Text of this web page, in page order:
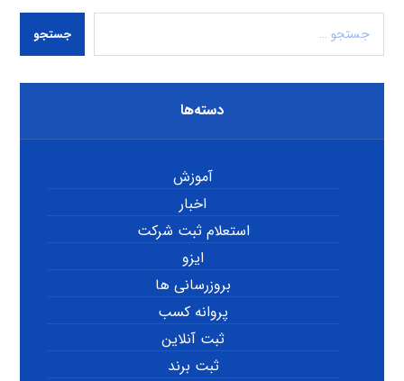
جستجو
دسته‌ها
آموزش
اخبار
استعلام ثبت شرکت
ایزو
بروزرسانی ها
پروانه کسب
ثبت آنلاین
ثبت برند